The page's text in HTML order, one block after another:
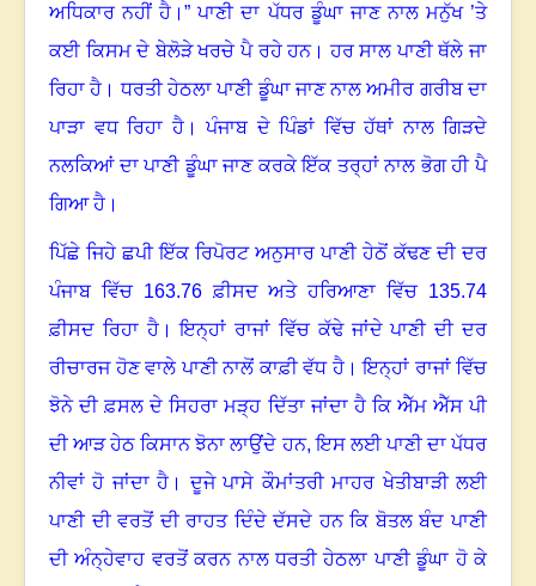
ਅਧਿਕਾਰ ਨਹੀਂ ਹੈ।” ਪਾਣੀ ਦਾ ਪੱਧਰ ਡੂੰਘਾ ਜਾਣ ਨਾਲ ਮਨੁੱਖ ’ਤੇ
ਕਈ ਕਿਸਮ ਦੇ ਬੇਲੋੜੇ ਖਰਚੇ ਪੈ ਰਹੇ ਹਨ।ਹਰ ਸਾਲ ਪਾਣੀ ਥੱਲੇ ਜਾ
ਰਿਹਾ ਹੈ ।ਧਰਤੀ ਹੇਠਲਾ ਪਾਣੀ ਡੂੰਘਾ ਜਾਣ ਨਾਲ ਅਮੀਰ ਗਰੀਬ ਦਾ
ਪਾੜਾ ਵਧ ਰਿਹਾ ਹੈ।ਪੰਜਾਬ ਦੇ ਪਿੰਡਾਂ ਵਿੱਚ ਹੱਥਾਂ ਨਾਲ ਗਿੜਦੇ
ਨਲਕਿਆਂ ਦਾ ਪਾਣੀ ਡੂੰਘਾ ਜਾਣ ਕਰਕੇ ਇੱਕ ਤਰ੍ਹਾਂ ਨਾਲ ਭੋਗ ਹੀ ਪੈ
ਗਿਆ ਹੈ ।
ਪਿੱਛੇ ਜਿਹੇ ਛਪੀ ਇੱਕ ਰਿਪੋਰਟ ਅਨੁਸਾਰ ਪਾਣੀ ਹੇਠੋਂ ਕੱਢਣ ਦੀ ਦਰ
ਪੰਜਾਬ ਵਿੱਚ 163.76 ਫ਼ੀਸਦ ਅਤੇ ਹਰਿਆਣਾ ਵਿੱਚ 135.74
ਫ਼ੀਸਦ ਰਿਹਾ ਹੈ। ਇਨ੍ਹਾਂ ਰਾਜਾਂ ਵਿੱਚ ਕੱਢੇ ਜਾਂਦੇ ਪਾਣੀ ਦੀ ਦਰ
ਰੀਚਾਰਜ ਹੋਣ ਵਾਲੇ ਪਾਣੀ ਨਾਲੋਂ ਕਾਫ਼ੀ ਵੱਧ ਹੈ। ਇਨ੍ਹਾਂ ਰਾਜਾਂ ਵਿੱਚ
ਝੋਨੇ ਦੀ ਫ਼ਸਲ ਦੇ ਸਿਹਰਾ ਮੜ੍ਹ ਦਿੱਤਾ ਜਾਂਦਾ ਹੈ ਕਿ ਐੱਮ ਐੱਸ ਪੀ
ਦੀ ਆੜ ਹੇਠ ਕਿਸਾਨ ਝੋਨਾ ਲਾਉਂਦੇ ਹਨ, ਇਸ ਲਈ ਪਾਣੀ ਦਾ ਪੱਧਰ
ਨੀਵਾਂ ਹੋ ਜਾਂਦਾ ਹੈ ।ਦੂਜੇ ਪਾਸੇ ਕੌਮਾਂਤਰੀ ਮਾਹਰ ਖੇਤੀਬਾੜੀ ਲਈ
ਪਾਣੀ ਦੀ ਵਰਤੋਂ ਦੀ ਰਾਹਤ ਦਿੰਦੇ ਦੱਸਦੇ ਹਨ ਕਿ ਬੋਤਲ ਬੰਦ ਪਾਣੀ
ਦੀ ਅੰਨ੍ਹੇਵਾਹ ਵਰਤੋਂ ਕਰਨ ਨਾਲ ਧਰਤੀ ਹੇਠਲਾ ਪਾਣੀ ਡੂੰਘਾ ਹੋ ਕੇ